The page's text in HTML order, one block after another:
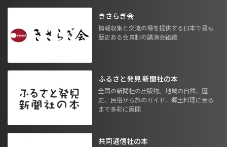
きさらぎ会
情報収集と交流の場を提供する日本で最も
歴史ある会員制の講演会組織
ふるさと発見 新聞社の本
全国の新聞社の出版物。地域の自然、歴
史、民俗から旅のガイド、郷土料理に至る
まで多彩に展開
共同通信社の本